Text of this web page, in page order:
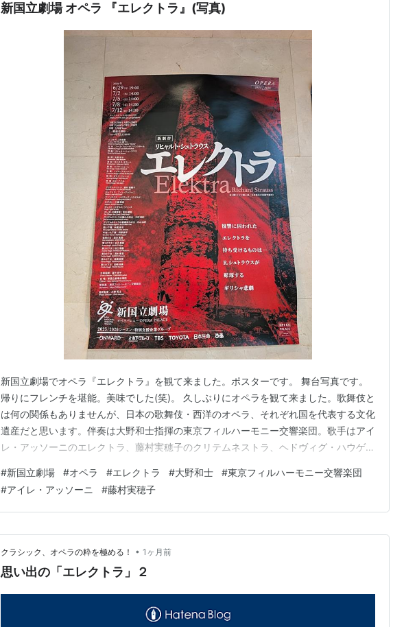
新国立劇場 オペラ 『エレクトラ』(写真)
新国立劇場でオペラ『エレクトラ』を観て来ました。ポスターです。 舞台写真です。
帰りにフレンチを堪能。美味でした(笑)。 久しぶりにオペラを観て来ました。歌舞伎と
は何の関係もありませんが、日本の歌舞伎・西洋のオペラ、それぞれ国を代表する文化
遺産だと思います。伴奏は大野和士指揮の東京フィルハーモニー交響楽団。歌手はアイ
レ・アッソーニのエレクトラ、藤村実穂子のクリテムネストラ、ヘドヴィグ・ハウゲル
立歌劇場やベルリン・ドイツ・オペラ、METなどの引っ越し公演でもない限り、まず
国内で考えられる最高の布陣でしょう。素晴らしい舞…
#新国立劇場 #オペラ #エレクトラ #大野和士 #東京フィルハーモニー交響楽団
#アイレ・アッソーニ #藤村実穂子
クラシック、オペラの粋を極める！ • 1ヶ月前
思い出の「エレクトラ」２